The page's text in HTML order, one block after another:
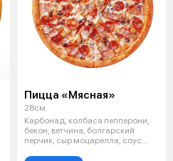
Пицца «Мясная»
28см
Карбонад, колбаса пепперони,
бекон, ветчина, болгарский
перчик, сыр моцарелла, соус